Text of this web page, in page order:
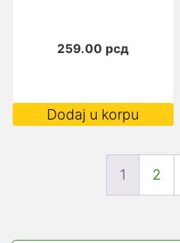
259.00 рсд
Dodaj u korpu
1 2